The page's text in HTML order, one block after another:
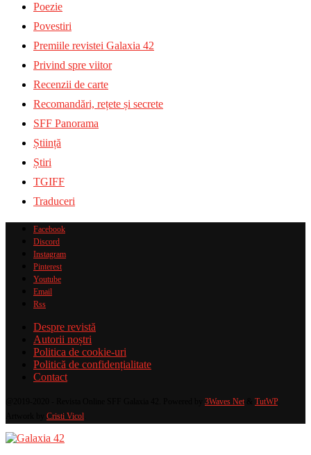
Poezie
Povestiri
Premiile revistei Galaxia 42
Privind spre viitor
Recenzii de carte
Recomandări, rețete și secrete
SFF Panorama
Știință
Știri
TGIFF
Traduceri
Facebook
Discord
Instagram
Pinterest
Youtube
Email
Rss
Despre revistă
Autorii noștri
Politica de cookie-uri
Politică de confidențialitate
Contact
3Waves Net& TutWP.
Cristi Vicol